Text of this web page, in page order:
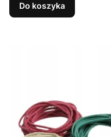
Do koszyka